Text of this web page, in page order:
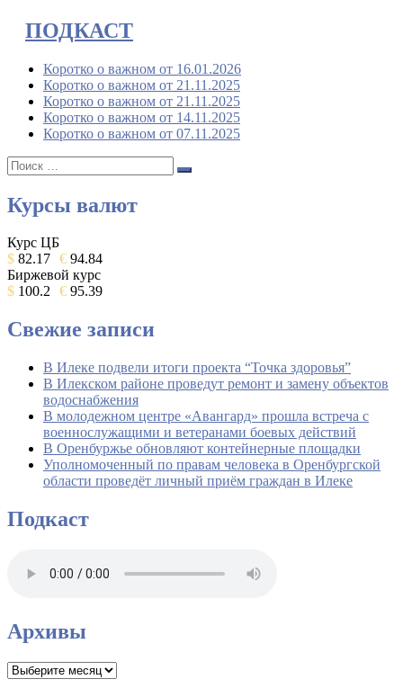
ПОДКАСТ
Коротко о важном от 16.01.2026
Коротко о важном от 21.11.2025
Коротко о важном от 21.11.2025
Коротко о важном от 14.11.2025
Коротко о важном от 07.11.2025
Поиск:
Поиск
Курсы валют
Курс ЦБ
$ 82.17 € 94.84
Биржевой курс
$ 100.2 € 95.39
Свежие записи
В Илеке подвели итоги проекта “Точка здоровья”
В Илекском районе проведут ремонт и замену объектов
водоснабжения
В молодежном центре «Авангард» прошла встреча с
военнослужащими и ветеранами боевых действий
В Оренбуржье обновляют контейнерные площадки
Уполномоченный по правам человека в Оренбургской
области проведёт личный приём граждан в Илеке
Подкаст
Архивы
Архивы